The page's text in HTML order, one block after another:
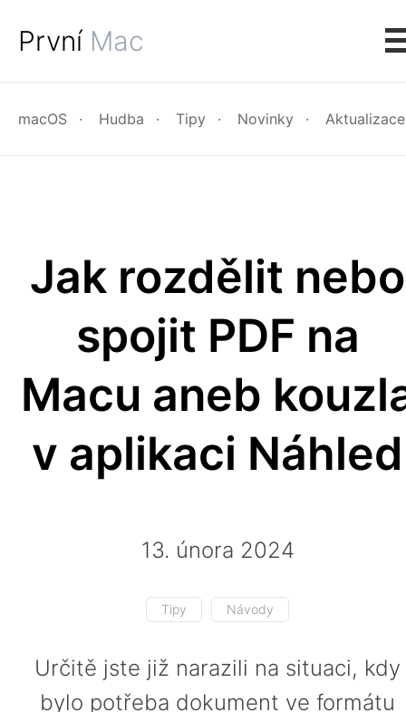
První Mac
macOS Hudba Tipy Novinky Aktualizace
Jak rozdělit nebo
spojit PDF na
Macu aneb
v aplikaci Náhled
13. února 2024
Tipy Návody
Určitě jste již narazili na situaci, kdy
bylo potřeba dokument ve formátu